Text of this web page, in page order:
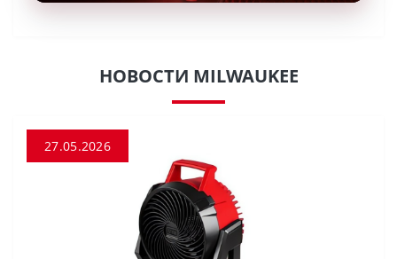
НОВОСТИ MILWAUKEE
27.05.2026